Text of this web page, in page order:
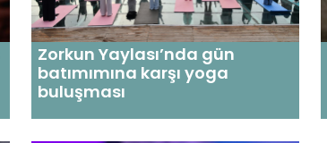
Zorkun Yaylası’nda gün
batımımına karşı yoga
buluşması